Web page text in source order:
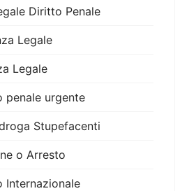
Diritto Penale
Legale
Legale
penale urgente
Stupefacenti
o Arresto
Internazionale